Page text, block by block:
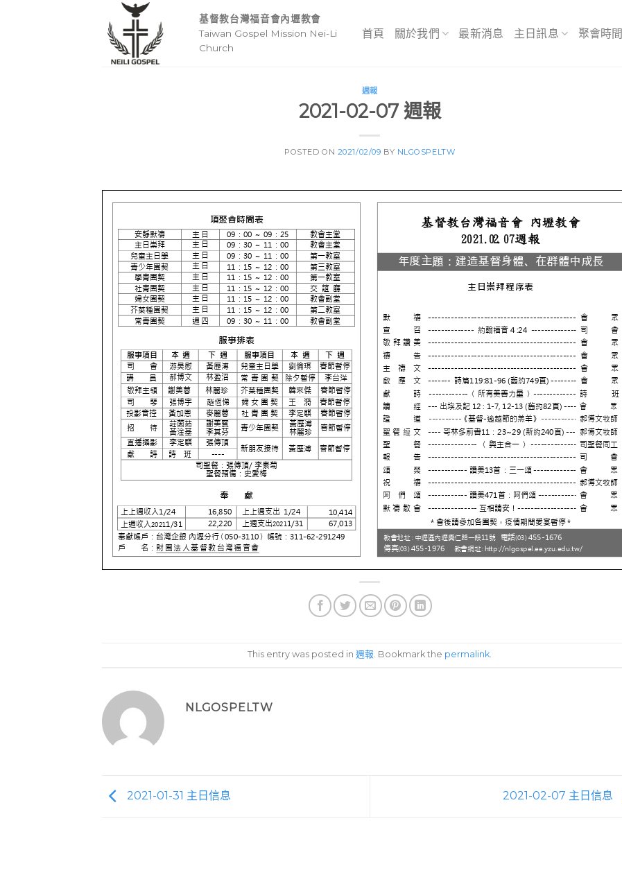
基督教台灣福音會內壢教會
Taiwan Gospel Mission Nei-Li
Church
首頁 關於我們 最新消息 主日訊息 聚會時間
週報
2021-02-07 週報
POSTED ON 2021/02/09 BY NLGOSPELTW
This entry was posted in週報. Bookmark the permalink.
NLGOSPELTW
2021-01-31 主日信息 2021-02-07 主日信息